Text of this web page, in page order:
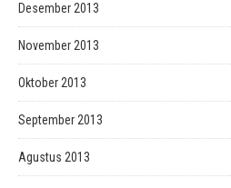
Desember 2013
November 2013
Oktober 2013
September 2013
Agustus 2013